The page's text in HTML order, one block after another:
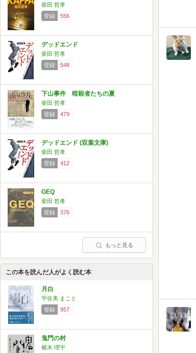
柴田 哲孝
登録
556
デッドエンド
柴田 哲孝
登録
548
下山事件 暗殺者たちの夏
柴田 哲孝
登録
479
デッドエンド (双葉文庫)
柴田 哲孝
登録
412
GEQ
柴田 哲孝
登録
376
もっと見る
この本を読んだ人がよく読む本
月白
宇佐美 まこと
登録
957
鬼門の村
櫛木 理宇